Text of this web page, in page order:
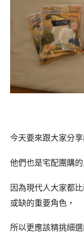
今天要來跟大家分
他們也是宅配團購的
因為現代人大家都
或缺的重要角色，
所以更應該精挑細